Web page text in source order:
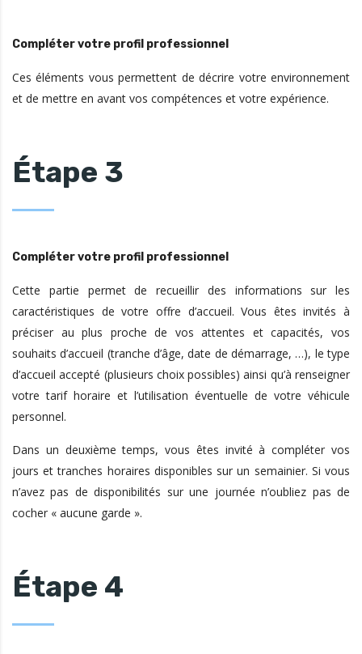
Compléter votre profil professionnel
Ces éléments vous permettent de décrire votre environnement
et de mettre en avant vos compétences et votre expérience.
Étape 3
Compléter votre profil professionnel
Cette partie permet de recueillir des informations sur les
caractéristiques de votre offre d’accueil. Vous êtes invités à
préciser au plus proche de vos attentes et capacités, vos
souhaits d’accueil (tranche d’âge, date de démarrage, …), le type
d’accueil accepté (plusieurs choix possibles) ainsi qu’à renseigner
votre tarif horaire et l’utilisation éventuelle de votre véhicule
personnel.
Dans un deuxième temps, vous êtes invité à compléter vos
jours et tranches horaires disponibles sur un semainier. Si vous
n’avez pas de disponibilités sur une journée n’oubliez pas de
cocher « aucune garde ».
Étape 4